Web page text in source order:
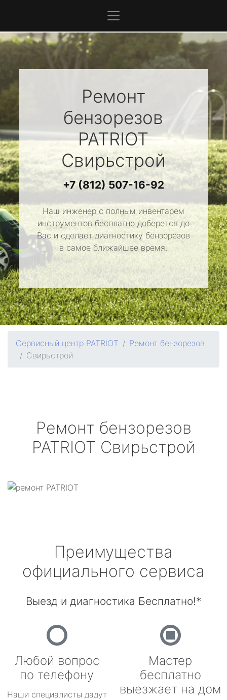
Ремонт
бензорезов
PATRIOT
Свирьстрой
+7 (812) 507-16-92
Наш инженер с полным инвентарем
инструментов бесплатно доберется до
Вас и сделает диагностику бензорезов
в самое ближайшее время.
Сервисный центр PATRIOT
Ремонт бензорезов
Свирьстрой
Ремонт бензорезов
PATRIOT Свирьстрой
Преимущества
официального сервиса
Выезд и диагностика Бесплатно!*
Любой вопрос
по телефону
Наши специалисты дадут
Мастер
бесплатно
выезжает на дом